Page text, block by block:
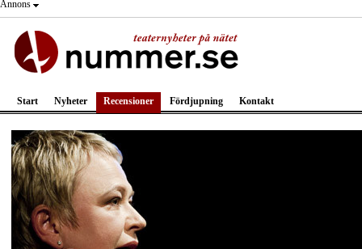
Annons
Start Nyheter Recensioner Fördjupning Kontakt